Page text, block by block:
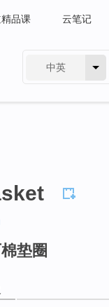
品课 云笔记
中英
垫圈